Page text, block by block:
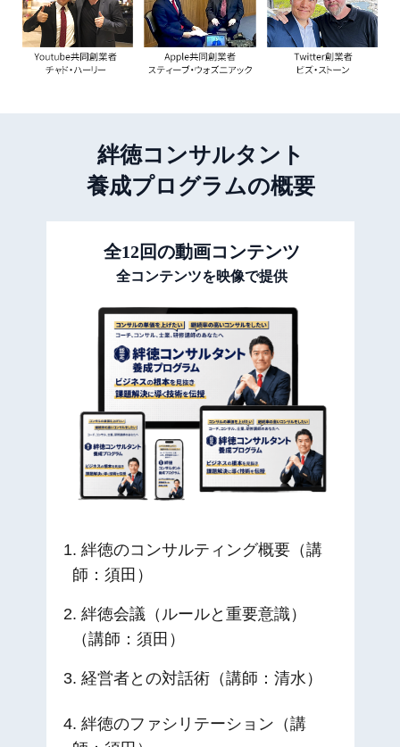
絆徳コンサルタント
養成プログラムの概要
全12回の動画コンテンツ
全コンテンツを映像で提供
1. 絆徳のコンサルティング概要（講
師：須田）
2. 絆徳会議（ルールと重要意識）
（講師：須田）
3. 経営者との対話術（講師：清水）
4. 絆徳のファシリテーション（講